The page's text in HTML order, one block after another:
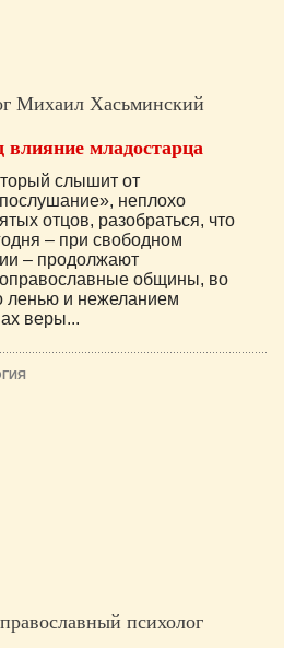
Михаил Хасьминский
влияние младостарца
слышит от
неплохо
отцов, разобраться, что
– при свободном
– продолжают
общины, во
ленью и нежеланием
веры...
психолог